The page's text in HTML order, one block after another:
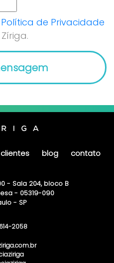
Política de Privacidade
clientes blog contato
- Sala 204, bloco B
- 05319-090
- SP
2058